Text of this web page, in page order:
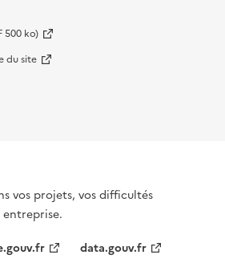
500 ko)
du site
vos projets, vos difficultés
entreprise.
data.gouv.fr